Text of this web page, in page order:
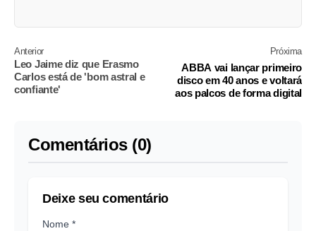
Anterior
Leo Jaime diz que Erasmo
Carlos está de 'bom astral e
confiante'
Próxima
ABBA vai lançar primeiro
disco em 40 anos e voltará
aos palcos de forma digital
Comentários (0)
Deixe seu comentário
Nome *